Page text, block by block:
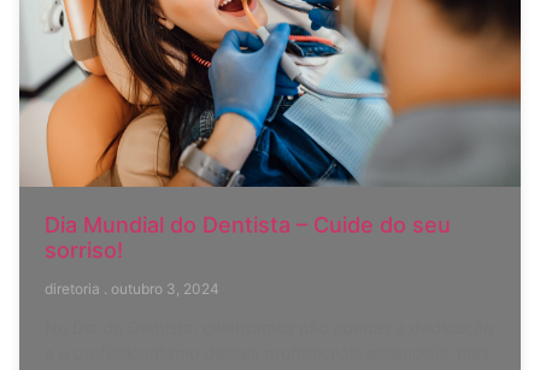
Dia Mundial do Dentista – Cuide do seu
sorriso!
diretoria outubro 3, 2024